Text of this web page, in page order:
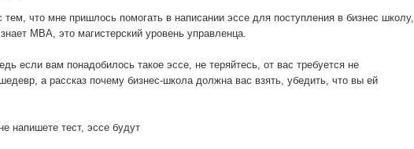
тем, что мне пришлось помогать в написании эссе для поступления в бизнес школу,
МВА, это магистерский уровень управленца.
если вам понадобилось такое эссе, не теряйтесь, от вас требуется не
а рассказ почему бизнес-школа должна вас взять, убедить, что вы ей
напишете тест, эссе будут